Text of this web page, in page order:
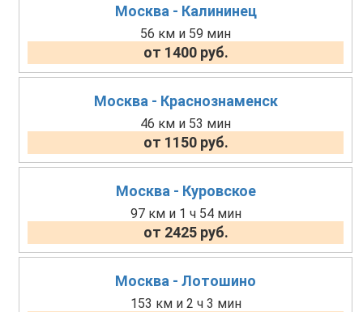
Москва - Калининец
56 км и 59 мин
от 1400 руб.
Москва - Краснознаменск
46 км и 53 мин
от 1150 руб.
Москва - Куровское
97 км и 1 ч 54 мин
от 2425 руб.
Москва - Лотошино
153 км и 2 ч 3 мин